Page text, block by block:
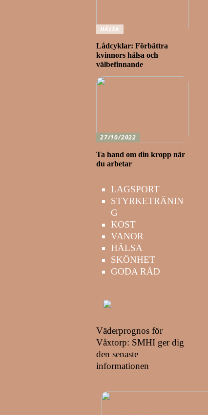
HÄLSA
Lådcyklar: Förbättra
kvinnors hälsa och
välbefinnande
27/10/2022
Ta hand om din kropp när
du arbetar
LAGSPORT
STYRKETRÄNIN
G
KOST
VANOR
HÄLSA
SKÖNHET
GODA RÅD
Väderprognos för
Våxtorp: SMHI ger dig
den senaste
informationen